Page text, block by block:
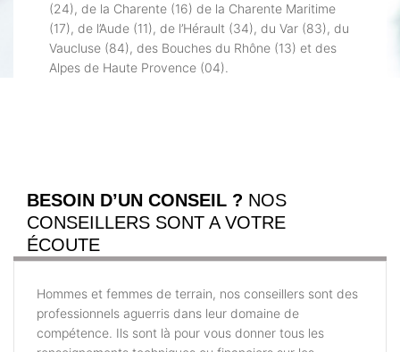
(24), de la Charente (16) de la Charente Maritime
(17), de l’Aude (11), de l’Hérault (34), du Var (83), du
Vaucluse (84), des Bouches du Rhône (13) et des
Alpes de Haute Provence (04).
BESOIN D’UN CONSEIL ? NOS
CONSEILLERS SONT A VOTRE
ÉCOUTE
Hommes et femmes de terrain, nos conseillers sont des
professionnels aguerris dans leur domaine de
compétence. Ils sont là pour vous donner tous les